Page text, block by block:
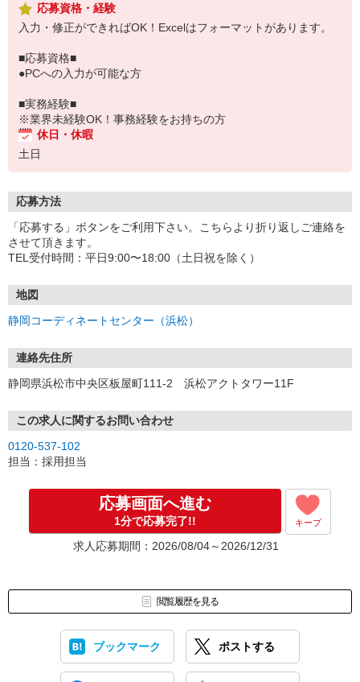
応募資格・経験
入力・修正ができればOK！Excelはフォーマットがあります。
■応募資格■
●PCへの入力が可能な方
■実務経験■
※業界未経験OK！事務経験をお持ちの方
休日・休暇
土日
応募方法
「応募する」ボタンをご利用下さい。こちらより折り返しご連絡を
させて頂きます。
TEL受付時間：平日9:00〜18:00（土日祝を除く）
地図
静岡コーディネートセンター（浜松）
連絡先住所
静岡県浜松市中央区板屋町111-2 浜松アクトタワー11F
この求人に関するお問い合わせ
0120-537-102
担当：採用担当
応募画面へ進む
1分で応募完了!! キープ
求人応募期間：2026/08/04～2026/12/31
閲覧履歴を見る
ブックマーク ポストする